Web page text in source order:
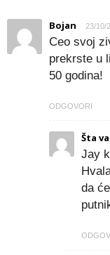
Bojan 23/10/
Ceo svoj
prekrste u
50 godina!
ODGOVORI
Šta
Jay
da